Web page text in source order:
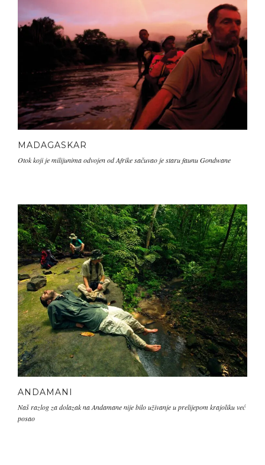
MADAGASKAR
Otok koji je milijunima odvojen od Afrike sačuvao je staru faunu Gondwane
ANDAMANI
Naš razlog za dolazak na Andamane nije bilo uživanje u prelijepom krajoliku već
posao